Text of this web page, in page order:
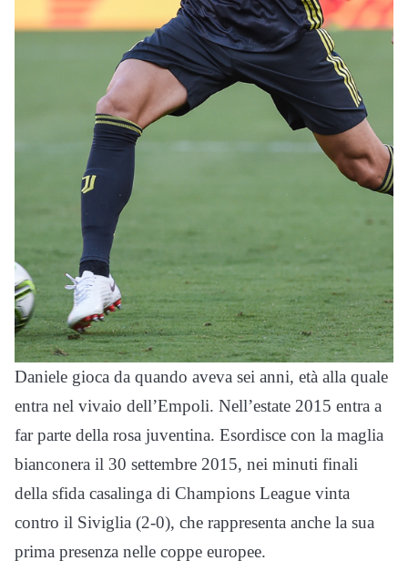
Daniele gioca da quando aveva sei anni, età alla quale
entra nel vivaio dell’Empoli. Nell’estate 2015 entra a
far parte della rosa juventina. Esordisce con la maglia
bianconera il 30 settembre 2015, nei minuti finali
della sfida casalinga di Champions League vinta
contro il Siviglia (2-0), che rappresenta anche la sua
prima presenza nelle coppe europee.